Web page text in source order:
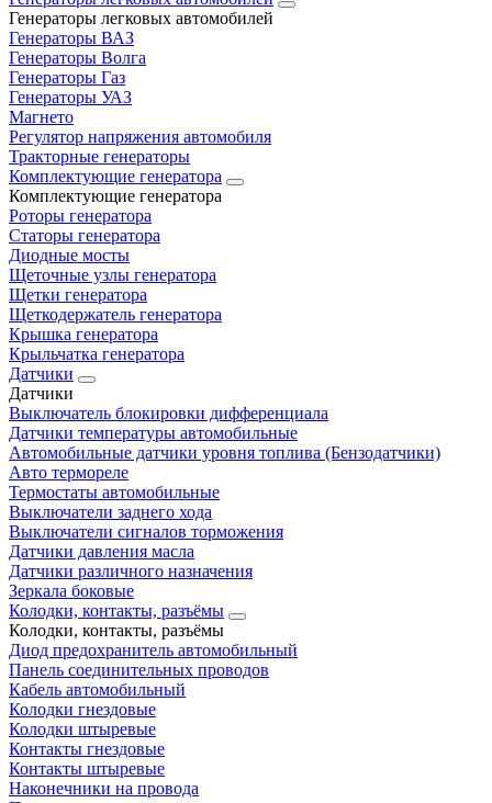
Генераторы легковых автомобилей
Генераторы ВАЗ
Генераторы Волга
Генераторы Газ
Генераторы УАЗ
Магнето
Регулятор напряжения автомобиля
Тракторные генераторы
Комплектующие генератора
Комплектующие генератора
Роторы генератора
Статоры генератора
Диодные мосты
Щеточные узлы генератора
Щетки генератора
Щеткодержатель генератора
Крышка генератора
Крыльчатка генератора
Датчики
Датчики
Выключатель блокировки дифференциала
Датчики температуры автомобильные
Автомобильные датчики уровня топлива (Бензодатчики)
Авто термореле
Термостаты автомобильные
Выключатели заднего хода
Выключатели сигналов торможения
Датчики давления масла
Датчики различного назначения
Зеркала боковые
Колодки, контакты, разъёмы
Колодки, контакты, разъёмы
Диод предохранитель автомобильный
Панель соединительных проводов
Кабель автомобильный
Колодки гнездовые
Колодки штыревые
Контакты гнездовые
Контакты штыревые
Наконечники на провода